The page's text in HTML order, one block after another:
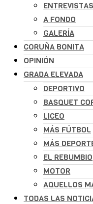
ENTREVISTAS
A FONDO
GALERÍA
CORUÑA BONITA
OPINIÓN
GRADA ELEVADA
DEPORTIVO
BASQUET
LICEO
MÁS FÚTBOL
MÁS
EL REBUMBIO
MOTOR
AQUELLOS
TODAS LAS